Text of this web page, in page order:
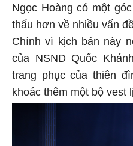
Ngọc Hoàng có một
thấu hơn về nhiều vấn
Chính vì kịch bản này
của NSND Quốc
trang phục của thiên
khoác thêm một bộ vest